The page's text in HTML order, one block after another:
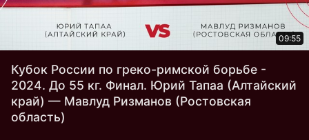
09:55
Кубок России по греко-римской борьбе -
2024. До 55 кг. Финал. Юрий Тапаа (Алтайский
край) — Мавлуд Ризманов (Ростовская
область)